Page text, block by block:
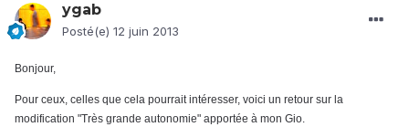
ygab
Posté(e) 12 juin 2013
Bonjour,
Pour ceux, celles que cela pourrait intéresser, voici un retour sur la
modification "Très grande autonomie" apportée à mon Gio.